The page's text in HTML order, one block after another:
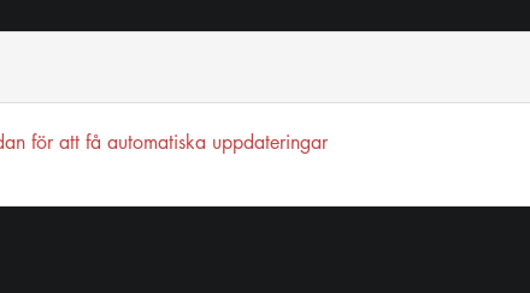
för att få automatiska uppdateringar